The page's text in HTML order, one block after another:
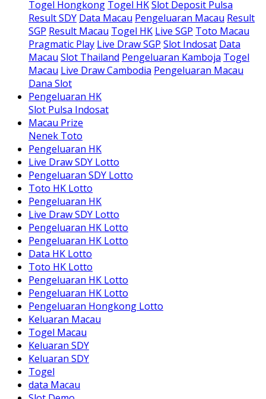
Togel Hongkong Togel HKSlot Deposit Pulsa
Result SDY Data Macau Pengeluaran Macau Result
SGP Result Macau Togel HK Live SGP Toto Macau
Pragmatic Play Live Draw SGP Slot Indosat Data
Macau Slot Thailand Pengeluaran Kamboja Togel
Macau Live Draw Cambodia Pengeluaran Macau
Dana Slot
Pengeluaran HK
Slot Pulsa Indosat
Macau Prize
Nenek Toto
Pengeluaran HK
Live Draw SDY Lotto
Pengeluaran SDY Lotto
Toto HK Lotto
Pengeluaran HK
Live Draw SDY Lotto
Pengeluaran HK Lotto
Pengeluaran HK Lotto
Data HK Lotto
Toto HK Lotto
Pengeluaran HK Lotto
Pengeluaran HK Lotto
Pengeluaran Hongkong Lotto
Keluaran Macau
Togel Macau
Keluaran SDY
Keluaran SDY
Togel
data Macau